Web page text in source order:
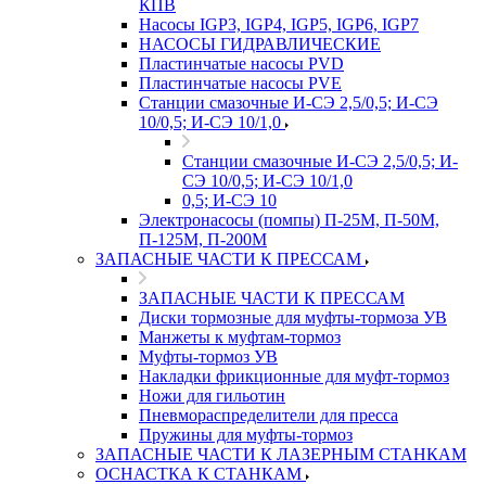
КПВ
Насосы IGP3, IGP4, IGP5, IGP6, IGP7
НАСОСЫ ГИДРАВЛИЧЕСКИЕ
Пластинчатые насосы PVD
Пластинчатые насосы PVE
Станции смазочные И-СЭ 2,5/0,5; И-СЭ
10/0,5; И-СЭ 10/1,0
Станции смазочные И-СЭ 2,5/0,5; И-
СЭ 10/0,5; И-СЭ 10/1,0
0,5; И-СЭ 10
Электронасосы (помпы) П-25М, П-50М,
П-125М, П-200М
ЗАПАСНЫЕ ЧАСТИ К ПРЕССАМ
ЗАПАСНЫЕ ЧАСТИ К ПРЕССАМ
Диски тормозные для муфты-тормоза УВ
Манжеты к муфтам-тормоз
Муфты-тормоз УВ
Накладки фрикционные для муфт-тормоз
Ножи для гильотин
Пневмораспределители для пресса
Пружины для муфты-тормоз
ЗАПАСНЫЕ ЧАСТИ К ЛАЗЕРНЫМ СТАНКАМ
ОСНАСТКА К СТАНКАМ